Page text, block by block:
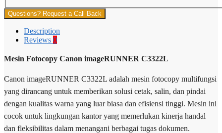
Questions? Request a Call Back
Description
Reviews 0
Mesin Fotocopy Canon imageRUNNER C3322L
Canon imageRUNNER C3322L adalah mesin fotocopy multifungsi
yang dirancang untuk memberikan solusi cetak, salin, dan pindai
dengan kualitas warna yang luar biasa dan efisiensi tinggi. Mesin ini
cocok untuk lingkungan kantor yang memerlukan kinerja handal
dan fleksibilitas dalam menangani berbagai tugas dokumen.